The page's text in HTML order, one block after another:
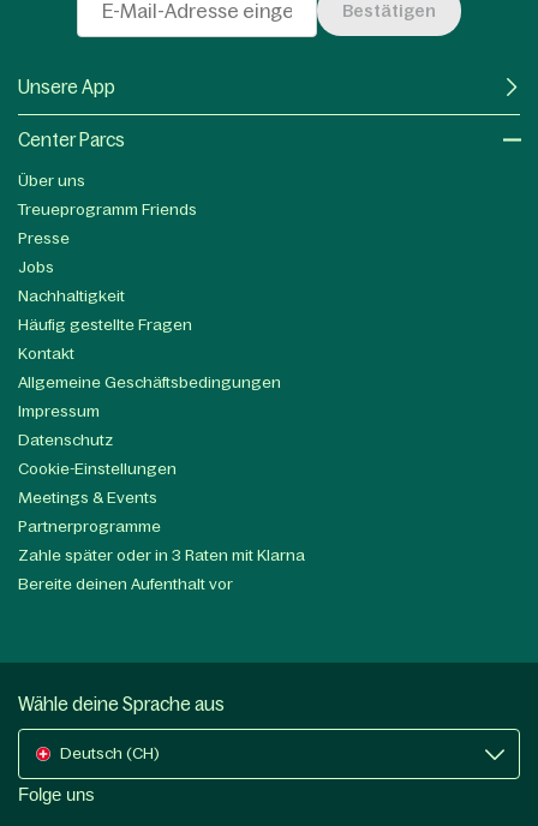
Bestätigen
Unsere App
Center Parcs
Über uns
Treueprogramm Friends
Presse
Jobs
Nachhaltigkeit
Häufig gestellte Fragen
Kontakt
Allgemeine Geschäftsbedingungen
Impressum
Datenschutz
Cookie-Einstellungen
Meetings & Events
Partnerprogramme
Zahle später oder in 3 Raten mit Klarna
Bereite deinen Aufenthalt vor
Wähle deine Sprache aus
Deutsch (CH)
Folge uns